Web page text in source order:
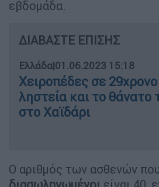
εβδομάδα.
ΔΙΑΒΑΣΤΕ ΕΠΙΣΗΣ
Ελλάδα|01.06.2023 15:18
Χειροπέδες σε 29χρονο
ληστεία και το θάνατο
στο Χαϊδάρι
Ο αριθμός των ασθενών